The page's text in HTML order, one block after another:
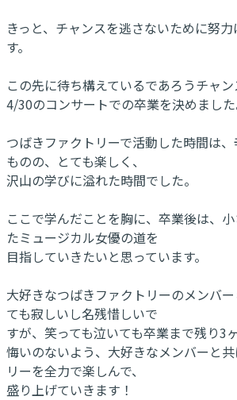
きっと、チャンスを逃さないために努
す。
この先に待ち構えているであろうチャン
4/30のコンサートでの卒業を決めました
つばきファクトリーで活動した時間は
ものの、とても楽しく、
沢山の学びに溢れた時間でした。
ここで学んだことを胸に、卒業後は、
たミュージカル女優の道を
目指していきたいと思っています。
大好きなつばきファクトリーのメンバ
ても寂しいし名残惜しいで
すが、笑っても泣いても卒業まで残り3
悔いのないよう、大好きなメンバーと
リーを全力で楽しんで、
盛り上げていきます！